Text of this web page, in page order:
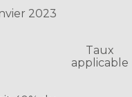
2023
Taux
applicable